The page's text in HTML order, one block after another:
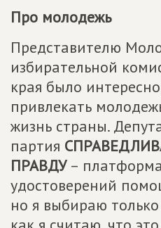
Про молодежь
Представителю
избирательной
края было
привлекать
жизнь страны.
партия
ПРАВДУ–
удостоверений
но я выбираю